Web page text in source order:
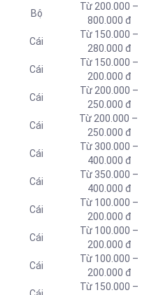
Bộ
Từ 200.000 –
800.000 đ
Cái
Từ 150.000 –
280.000 đ
Cái
Từ 150.000 –
200.000 đ
Cái
Từ 200.000 –
250.000 đ
Cái
Từ 200.000 –
250.000 đ
Cái
Từ 300.000 –
400.000 đ
Cái
Từ 350.000 –
400.000 đ
Cái
Từ 100.000 –
200.000 đ
Cái
Từ 100.000 –
200.000 đ
Cái
Từ 100.000 –
200.000 đ
Từ 150.000 –